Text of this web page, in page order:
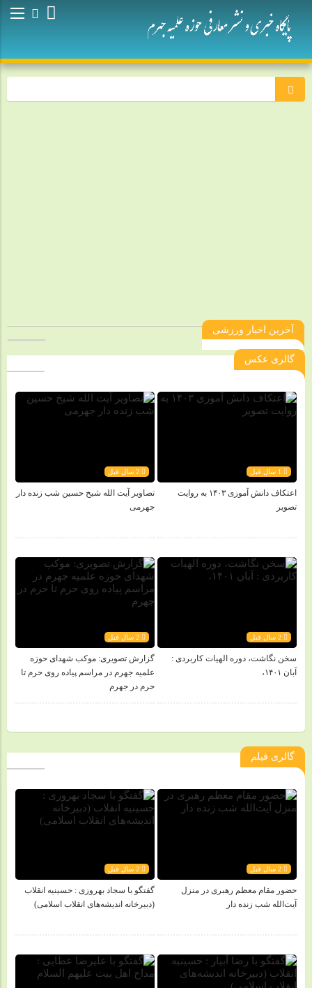
آخرین اخبار ورزشی
گالری عکس
اعتکاف دانش آموزی ۱۴۰۳ به روایت
تصویر
تصاویر آیت الله شیخ حسین شب زنده دار
جهرمی
2 سال قبل
سخن نگاشت، دوره الهیات کاربردی :
آبان ۱۴۰۱،
گزارش تصویری: موکب شهدای حوزه
علمیه جهرم در مراسم پیاده روی حرم تا
حرم در جهرم
گالری فیلم
2 سال قبل
حضور مقام معظم رهبری در منزل
آیت‌الله شب زنده‌ دار
گفتگو با سجاد بهروزی : حسینیه انقلاب
(دبیرخانه اندیشه‌های انقلاب اسلامی)